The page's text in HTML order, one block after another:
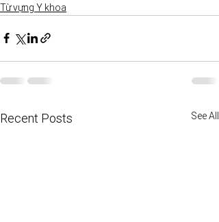
Từ vựng Y khoa
Recent Posts See All